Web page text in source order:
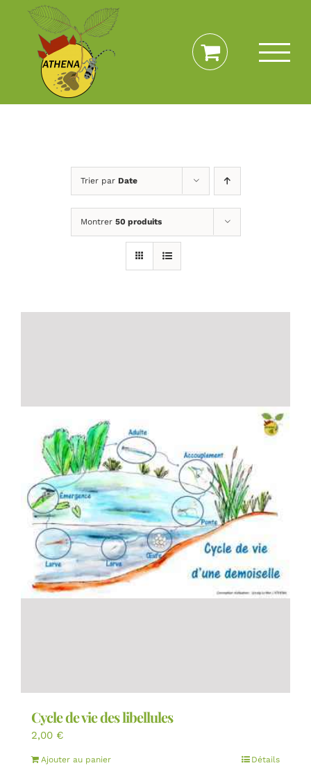
Passer
contenu
Trier par Date
Montrer 50 produits
Cycle de vie des libellules
2,00 €
Ajouter au panier Détails